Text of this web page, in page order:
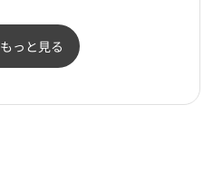
이더 동인천점)
もっと見る